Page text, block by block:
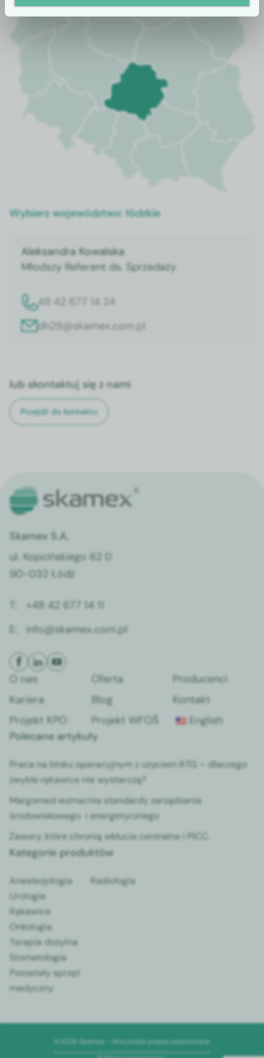
Wybierz województwo:łódzkie
Aleksandra Kowalska
Młodszy Referent ds. Sprzedaży
48 42 677 14 24
dh29@skamex.com.pl
lub skontaktuj się z nami
Przejdź do kontaktu
Skamex S.A.
ul. Kopcińskiego 62 D
90-032 Łódź
T:
+48 42 677 14 11
E:
info@skamex.com.pl
O nas Oferta
Producenci
Kariera
Blog
Kontakt
Projekt KPO
Projekt WFOŚ
English
Polecane artykuły
Praca na bloku operacyjnym z użyciem RTG – dlaczego
zwykłe rękawice nie wystarczą?
Margomed wzmacnia standardy zarządzania
środowiskowego i energetycznego
Zawory, które chronią wkłucia centralne i PICC.
Kategorie produktów
Anestezjologia
Urologia
Rękawice
Onkologia
Terapia dożylna
Stomatologia
Pozostały sprzęt
medyczny
Radiologia
©2026 Skamex - Wszystkie prawa zastrzeżone